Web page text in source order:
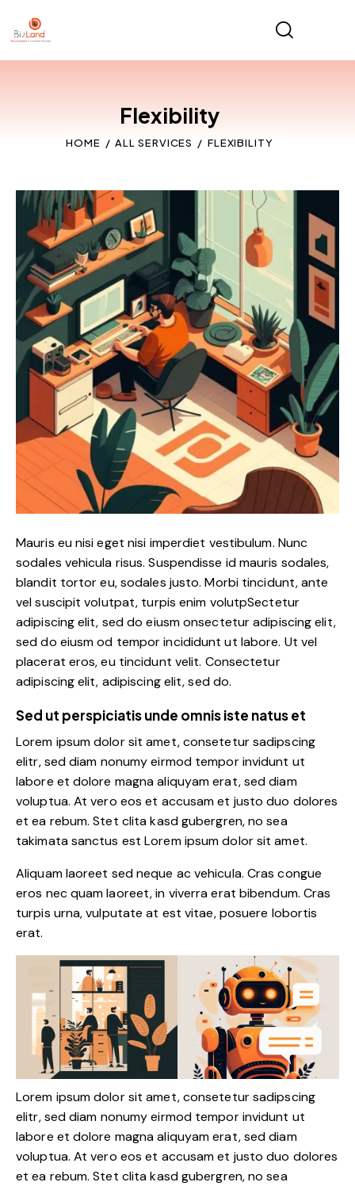
Flexibility
HOME ALL SERVICES FLEXIBILITY
Mauris eu nisi eget nisi imperdiet vestibulum. Nunc
sodales vehicula risus. Suspendisse id mauris sodales,
blandit tortor eu, sodales justo. Morbi tincidunt, ante
vel suscipit volutpat, turpis enim volutpSectetur
adipiscing elit, sed do eiusm onsectetur adipiscing elit,
sed do eiusm od tempor incididunt ut labore. Ut vel
placerat eros, eu tincidunt velit. Consectetur
adipiscing elit, adipiscing elit, sed do.
Sed ut perspiciatis unde omnis iste natus et
Lorem ipsum dolor sit amet, consetetur sadipscing
elitr, sed diam nonumy eirmod tempor invidunt ut
labore et dolore magna aliquyam erat, sed diam
voluptua. At vero eos et accusam et justo duo dolores
et ea rebum. Stet clita kasd gubergren, no sea
takimata sanctus est Lorem ipsum dolor sit amet.
Aliquam laoreet sed neque ac vehicula. Cras congue
eros nec quam laoreet, in viverra erat bibendum. Cras
turpis urna, vulputate at est vitae, posuere lobortis
erat.
Lorem ipsum dolor sit amet, consetetur sadipscing
elitr, sed diam nonumy eirmod tempor invidunt ut
labore et dolore magna aliquyam erat, sed diam
voluptua. At vero eos et accusam et justo duo dolores
et ea rebum. Stet clita kasd gubergren, no sea